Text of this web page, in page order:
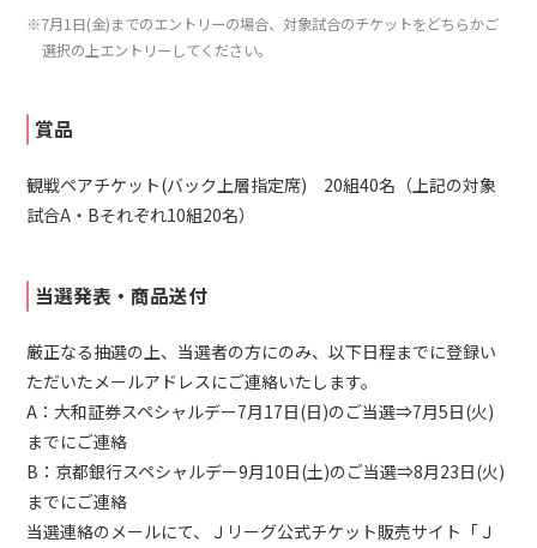
※7月1日(金)までのエントリーの場合、対象試合のチケットをどちらかご
選択の上エントリーしてください。
賞品
観戦ペアチケット(バック上層指定席) 20組40名（上記の対象
試合A・Bそれぞれ10組20名）
当選発表・商品送付
厳正なる抽選の上、当選者の方にのみ、以下日程までに登録い
ただいたメールアドレスにご連絡いたします。
A：大和証券スペシャルデー7月17日(日)のご当選⇒7月5日(火)
までにご連絡
B：京都銀行スペシャルデー9月10日(土)のご当選⇒8月23日(火)
までにご連絡
当選連絡のメールにて、Ｊリーグ公式チケット販売サイト「Ｊ